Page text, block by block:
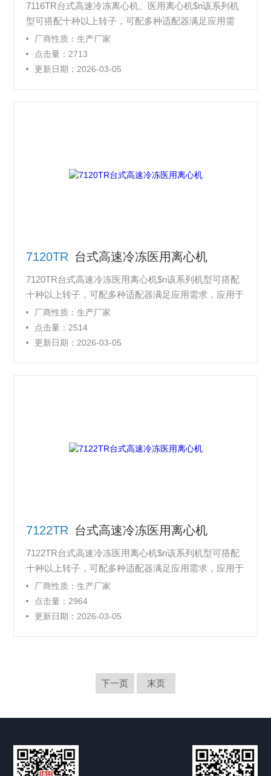
7116TR台式高速冷冻离心机、医用离心机$n该系列机
型可搭配十种以上转子，可配多种适配器满足应用需
求，应用于各大实验室、临床医疗、细菌、蛋白沉淀、
核酸提取、细胞/亚细胞组份分离，环保样本处理。
厂商性质：生产厂家
点击量：2713
更新日期：2026-03-05
7120TR 台式高速冷冻医用离心机
7120TR台式高速冷冻医用离心机$n该系列机型可搭配
十种以上转子，可配多种适配器满足应用需求，应用于
各大实验室、临床医疗、细菌、蛋白沉淀、核酸提取、
细胞/亚细胞组份分离，环保样本处理。
厂商性质：生产厂家
点击量：2514
更新日期：2026-03-05
7122TR 台式高速冷冻医用离心机
7122TR台式高速冷冻医用离心机$n该系列机型可搭配
十种以上转子，可配多种适配器满足应用需求，应用于
各大实验室、临床医疗、细菌、蛋白沉淀、核酸提取、
细胞/亚细胞组份分离，环保样本处理。
厂商性质：生产厂家
点击量：2964
更新日期：2026-03-05
下一页 末页